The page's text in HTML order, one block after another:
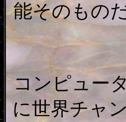
能そのもの
コンピュー
に世界チャ